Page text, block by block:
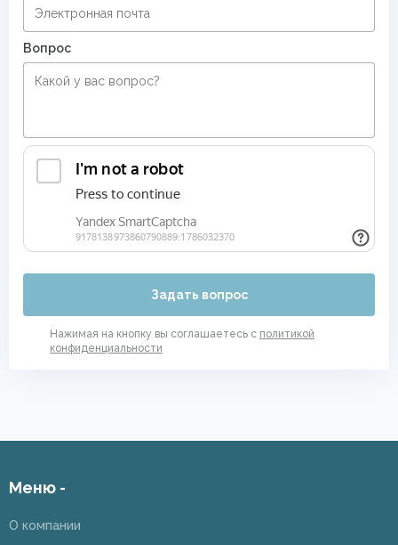
Вопрос
Задать вопрос
Нажимая на кнопку вы соглашаетесь с политикой
конфиденциальности
Меню -
О компании